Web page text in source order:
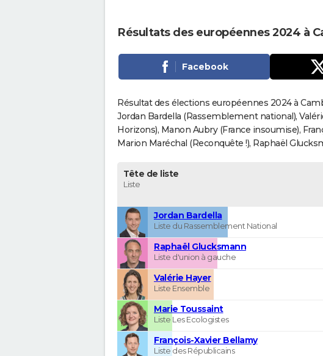
Résultats des européennes 2024 à
Facebook
Résultat des élections européennes 2024 à
Jordan Bardella (Rassemblement national),
Horizons), Manon Aubry (France insoumise),
Marion Maréchal (Reconquête !), Raphaël
Tête de liste
Liste
Jordan Bardella
Liste du Rassemblement National
Raphaël Glucksmann
Liste d'union à gauche
Valérie Hayer
Liste Ensemble
Marie Toussaint
Liste Les Ecologistes
François-Xavier Bellamy
Liste des Républicains